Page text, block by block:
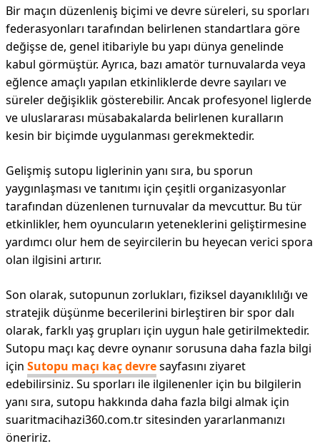
Bir maçın düzenleniş biçimi ve devre süreleri, su sporları
federasyonları tarafından belirlenen standartlara göre
değişse de, genel itibariyle bu yapı dünya genelinde
kabul görmüştür. Ayrıca, bazı amatör turnuvalarda veya
eğlence amaçlı yapılan etkinliklerde devre sayıları ve
süreler değişiklik gösterebilir. Ancak profesyonel liglerde
ve uluslararası müsabakalarda belirlenen kuralların
kesin bir biçimde uygulanması gerekmektedir.
Gelişmiş sutopu liglerinin yanı sıra, bu sporun
yaygınlaşması ve tanıtımı için çeşitli organizasyonlar
tarafından düzenlenen turnuvalar da mevcuttur. Bu tür
etkinlikler, hem oyuncuların yeteneklerini geliştirmesine
yardımcı olur hem de seyircilerin bu heyecan verici spora
olan ilgisini artırır.
Son olarak, sutopunun zorlukları, fiziksel dayanıklılığı ve
stratejik düşünme becerilerini birleştiren bir spor dalı
olarak, farklı yaş grupları için uygun hale getirilmektedir.
Sutopu maçı kaç devre oynanır sorusuna daha fazla bilgi
için Sutopu maçı kaç devresayfasını ziyaret
edebilirsiniz. Su sporları ile ilgilenenler için bu bilgilerin
yanı sıra, sutopu hakkında daha fazla bilgi almak için
suaritmacihazi360.com.tr sitesinden yararlanmanızı
öneririz.